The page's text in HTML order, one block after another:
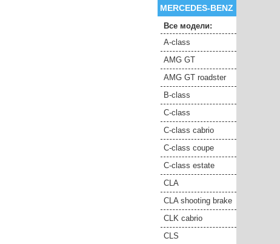
MERCEDES-BENZ
Все модели:
A-class
AMG GT
AMG GT roadster
B-class
C-class
C-class cabrio
C-class coupe
C-class estate
CLA
CLA shooting brake
CLK cabrio
CLS